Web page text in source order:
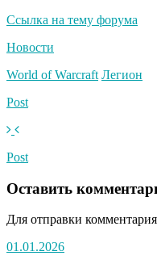
Ссылка на тему форума
Новости
World of Warcraft Легион
Post
Post
Оставить
Для отправки
01.01.2026